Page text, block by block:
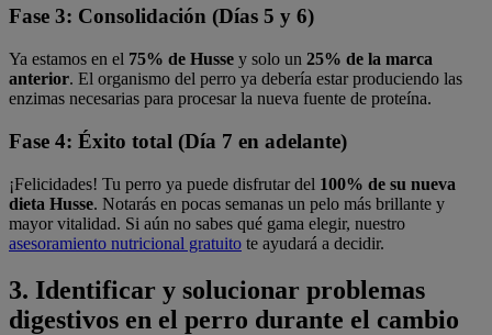
Fase 3: Consolidación (Días 5 y 6)
Ya estamos en el 75% de Husse y solo un 25% de la marca
anterior. El organismo del perro ya debería estar produciendo las
enzimas necesarias para procesar la nueva fuente de proteína.
Fase 4: Éxito total (Día 7 en adelante)
¡Felicidades! Tu perro ya puede disfrutar del 100% de su nueva
dieta Husse. Notarás en pocas semanas un pelo más brillante y
mayor vitalidad. Si aún no sabes qué gama elegir, nuestro
asesoramiento nutricional gratuito te ayudará a decidir.
3. Identificar y solucionar problemas
digestivos en el perro durante el cambio